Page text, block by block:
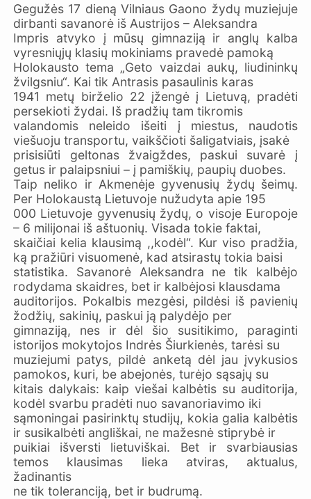
Gegužės 17 dieną Vilniaus Gaono žydų muziejuje
dirbanti savanorė iš Austrijos – Aleksandra
Impris atvyko į mūsų gimnaziją ir anglų kalba
vyresniųjų klasių mokiniams pravedė pamoką
Holokausto tema „Geto vaizdai aukų, liudininkų
žvilgsniu“. Kai tik Antrasis pasaulinis karas
1941 metų birželio 22 įžengė į Lietuvą, pradėti
persekioti žydai. Iš pradžių tam tikromis
valandomis neleido išeiti į miestus, naudotis
viešuoju transportu, vaikščioti šaligatviais, įsakė
prisisiūti geltonas žvaigždes, paskui suvarė į
getus ir palaipsniui – į pamiškių, paupių duobes.
Taip neliko ir Akmenėje gyvenusių žydų šeimų.
Per Holokaustą Lietuvoje nužudyta apie 195
000 Lietuvoje gyvenusių žydų, o visoje Europoje
– 6 milijonai iš aštuonių. Visada tokie faktai,
skaičiai kelia klausimą ,,kodėl“. Kur viso pradžia,
ką pražiūri visuomenė, kad atsirastų tokia baisi
statistika. Savanorė Aleksandra ne tik kalbėjo
rodydama skaidres, bet ir kalbėjosi klausdama
auditorijos. Pokalbis mezgėsi, pildėsi iš pavienių
žodžių, sakinių, paskui ją palydėjo per
gimnaziją, nes ir dėl šio susitikimo, paraginti
istorijos mokytojos Indrės Šiurkienės, tarėsi su
muziejumi patys, pildė anketą dėl jau įvykusios
pamokos, kuri, be abejonės, turėjo sąsajų su
kitais dalykais: kaip viešai kalbėtis su auditorija,
kodėl svarbu pradėti nuo savanoriavimo iki
sąmoningai pasirinktų studijų, kokia galia kalbėtis
ir susikalbėti angliškai, ne mažesnė stiprybė ir
puikiai išversti lietuviškai. Bet ir svarbiausias
temos klausimas lieka atviras, aktualus,
žadinantis
ne tik toleranciją, bet ir budrumą.